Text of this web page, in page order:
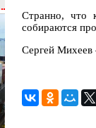
Странно, что
собираются
Сергей Михеев